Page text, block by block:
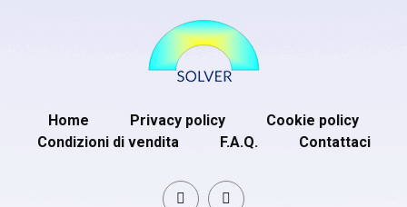
Home Privacy policy
Cookie policy
Condizioni di vendita
F.A.Q. Contattaci